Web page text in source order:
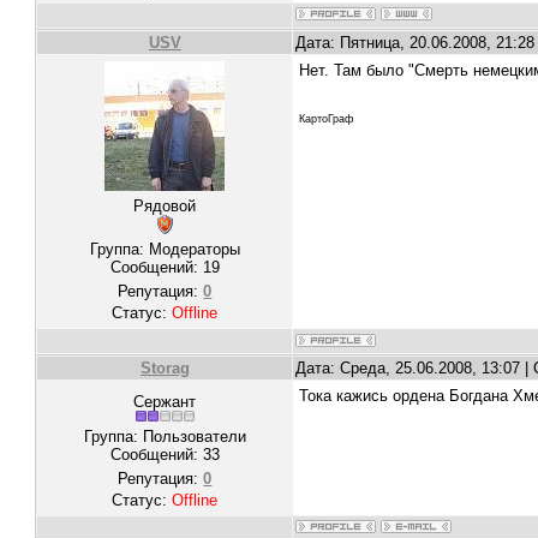
USV Дата: Пятница, 20.06.2008,
Рядовой
Группа: Модераторы
Сообщений: 19
Репутация:0
Статус:Offline
Нет. Там было "Смерть
КартоГраф
Storag
Дата: Среда, 25.06.2008, 13:07
Сержант
Группа: Пользователи
Сообщений: 33
Репутация:0
Статус:Offline
Тока кажись ордена Богдана